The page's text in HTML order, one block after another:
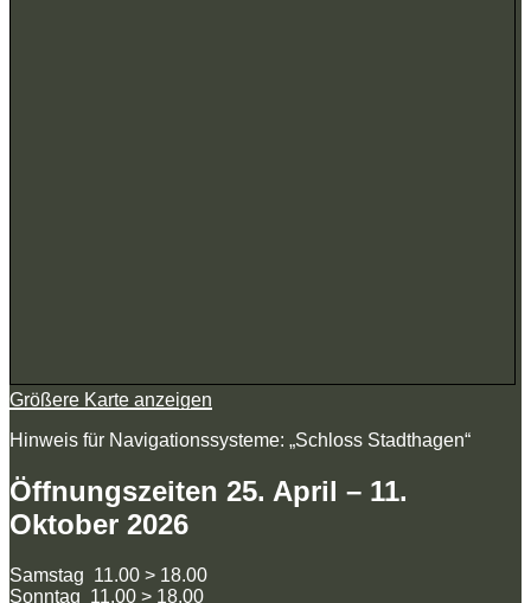
Größere Karte anzeigen
Hinweis für Navigationssysteme: „Schloss Stadthagen“
Öffnungszeiten 25. April – 11.
Oktober 2026
Samstag 11.00 > 18.00
Sonntag 11.00 > 18.00